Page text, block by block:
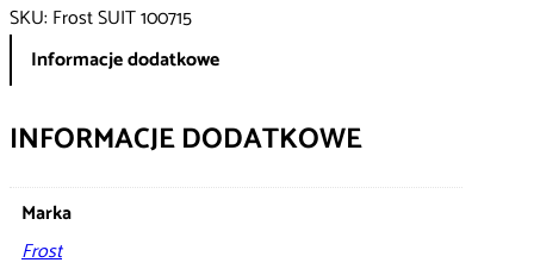
SKU: Frost SUIT 100715
Informacje dodatkowe
INFORMACJE DODATKOWE
Marka
Frost